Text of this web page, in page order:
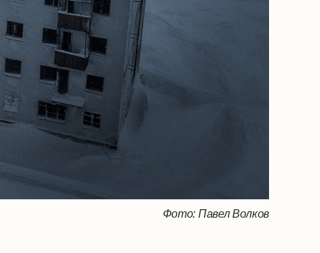
Фото: Павел Волков